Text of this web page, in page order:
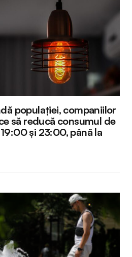
populației, companiilor
să reducă consumul de
și 23:00, până la